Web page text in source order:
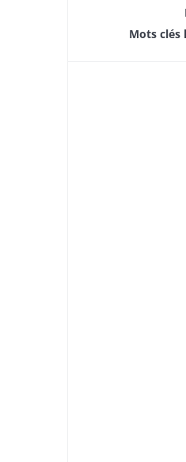
Mots clés